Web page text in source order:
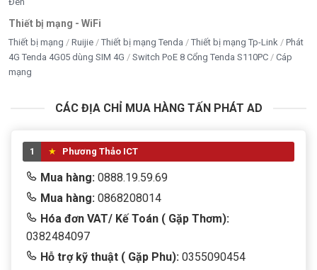
Thiết bị mạng - WiFi
Thiết bị mạng Ruijie Thiết bị mạng Tenda Thiết bị mạng Tp-Link
Phát
4G Tenda 4G05 dùng SIM 4G
Switch PoE 8 Cổng Tenda S110PC
Cáp
mạng
CÁC ĐỊA CHỈ MUA HÀNG TẤN PHÁT AD
1 Phương Thảo ICT
Mua hàng: 0888.19.59.69
Mua hàng: 0868208014
Hóa đơn VAT/ Kế Toán ( Gặp Thơm):
0382484097
Hỗ trợ kỹ thuật ( Gặp Phu): 0355090454